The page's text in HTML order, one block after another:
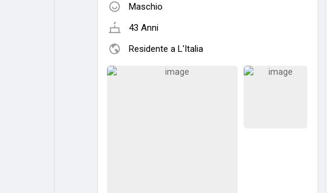
Maschio
43 Anni
Residente a L'Italia